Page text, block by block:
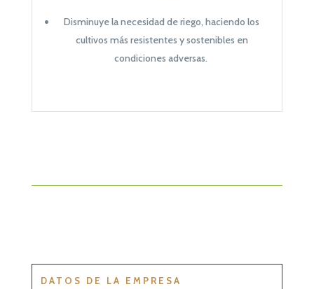
Disminuye la necesidad de riego, haciendo los
cultivos más resistentes y sostenibles en
condiciones adversas.
DATOS DE LA EMPRESA